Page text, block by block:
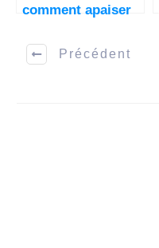
comment apaiser
naturelPrécédent